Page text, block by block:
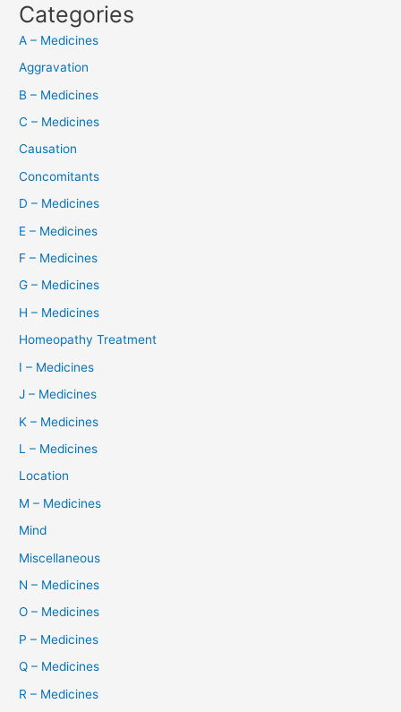
Categories
A – Medicines
Aggravation
B – Medicines
C – Medicines
Causation
Concomitants
D – Medicines
E – Medicines
F – Medicines
G – Medicines
H – Medicines
Homeopathy Treatment
I – Medicines
J – Medicines
K – Medicines
L – Medicines
Location
M – Medicines
Mind
Miscellaneous
N – Medicines
O – Medicines
P – Medicines
Q – Medicines
R – Medicines